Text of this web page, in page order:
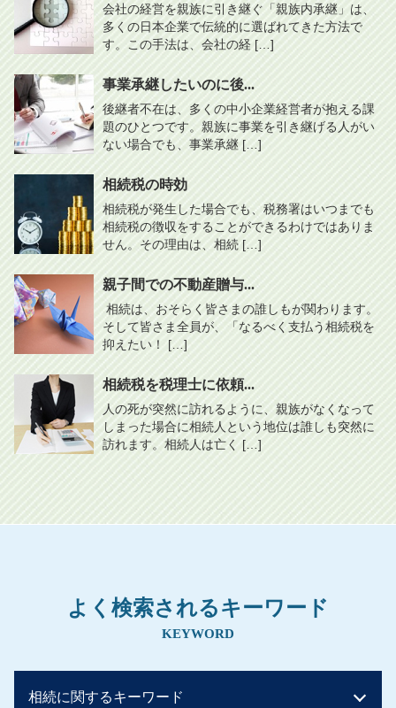
会社の経営を親族に引き継ぐ「親族内承継」は、
多くの日本企業で伝統的に選ばれてきた方法で
す。この手法は、会社の経 […]
事業承継したいのに後...
後継者不在は、多くの中小企業経営者が抱える課
題のひとつです。親族に事業を引き継げる人がい
ない場合でも、事業承継 […]
相続税の時効
相続税が発生した場合でも、税務署はいつまでも
相続税の徴収をすることができるわけではありま
せん。その理由は、相続 […]
親子間での不動産贈与...
相続は、おそらく皆さまの誰しもが関わります。
そして皆さま全員が、「なるべく支払う相続税を
抑えたい！ […]
相続税を税理士に依頼...
人の死が突然に訪れるように、親族がなくなって
しまった場合に相続人という地位は誰しも突然に
訪れます。相続人は亡く […]
よく検索されるキーワード
KEYWORD
相続に関するキーワード